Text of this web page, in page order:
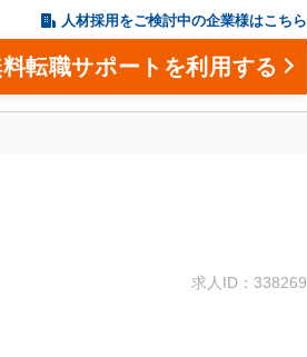
人材採用をご検討中の企業様はこちら
転職サポートを利用する
求人ID：338269